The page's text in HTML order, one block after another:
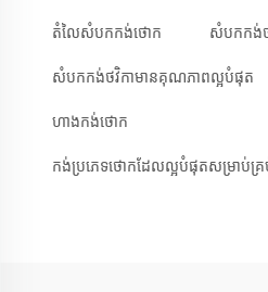
តំលៃសំបកកង់ថោក សំបកកង់ថ
សំបកកង់ថវិកាមានគុណភាពល្អបំផុត
ហាងកង់ថោក
កង់ប្រភេទថោកដែលល្អបំផុតសម្រាប់គ្រប់